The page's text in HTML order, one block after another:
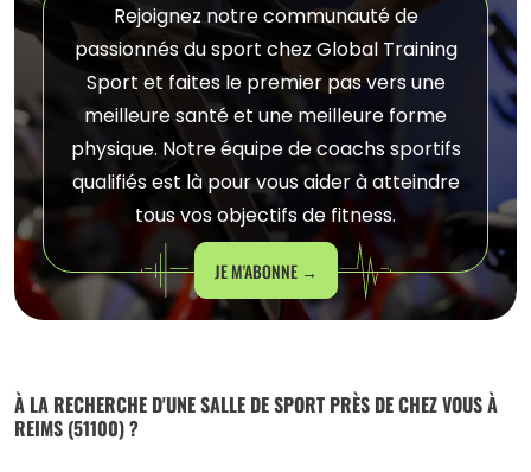
Rejoignez notre communauté de
passionnés du sport chez Global Training
Sport et faites le premier pas vers une
meilleure santé et une meilleure forme
physique. Notre équipe de coachs sportifs
qualifiés est là pour vous aider à atteindre
tous vos objectifs de fitness.
JE M'ABONNE →
À LA RECHERCHE D'UNE SALLE DE SPORT PRÈS DE CHEZ VOUS À
REIMS (51100) ?